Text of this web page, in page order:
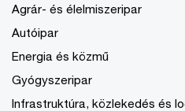
Agrár- és élelmiszeripar
Autóipar
Energia és közmű
Gyógyszeripar
Infrastruktúra, közlekedés és